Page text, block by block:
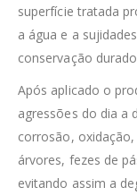
superfície tratada
a água e a
conservação
Após aplicado o
agressões do dia a
corrosão,
rvores, fezes de
evitando assim a